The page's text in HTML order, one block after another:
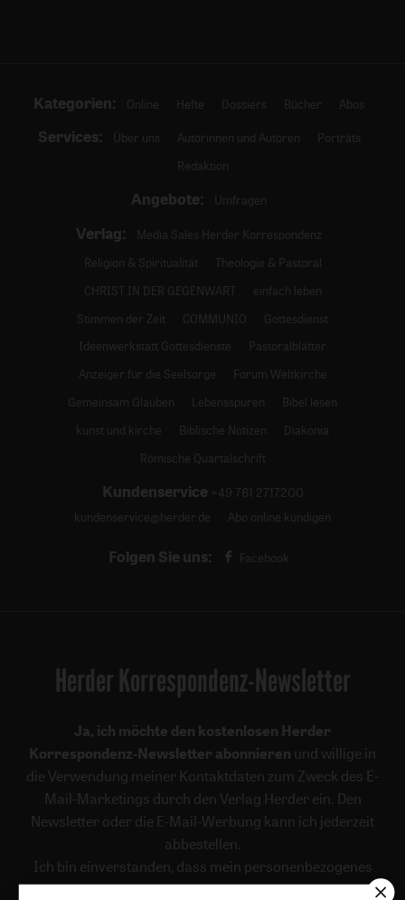
Kategorien: Online Hefte Dossiers Bücher Abos
Services: Über uns Autorinnen und Autoren
Porträts
Redaktion
Angebote: Umfragen
Verlag:
Media Sales Herder Korrespondenz
Religion & Spiritualität
Theologie & Pastoral
CHRIST IN DER GEGENWART
einfach leben
Stimmen der Zeit
COMMUNIO
Gottesdienst
Ideenwerkstatt Gottesdienste
Pastoralblätter
Anzeiger für die Seelsorge
Forum Weltkirche
Gemeinsam Glauben
Lebensspuren
Bibel lesen
kunst und kirche
Biblische Notizen
Diakonia
Römische Quartalschrift
Kundenservice +49 761 2717200
kundenservice@herder.de
Abo online kündigen
Folgen Sie uns: Facebook
Herder Korrespondenz-Newsletter
Ja, ich möchte den kostenlosen Herder
Korrespondenz-Newsletter abonnieren und willige in
die Verwendung meiner Kontaktdaten zum Zweck des E-
Mail-Marketings durch den Verlag Herder ein. Den
Newsletter oder die E-Mail-Werbung kann ich jederzeit
abbestellen.
Ich bin einverstanden, dass mein personenbezogenes
Nutzungsverhalten in Newsletter und E-Mail-Werbung